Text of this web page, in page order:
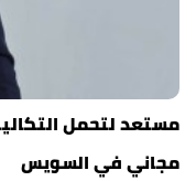
مستعد لتحمل
مجاني في السويس